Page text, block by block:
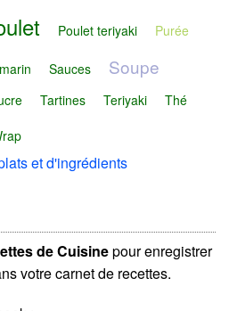
Poulet teriyaki Purée
Sauces Soupe
Tartines Teriyaki Thé
et d'ingrédients
de Cuisinepour enregistrer
votre carnet de recettes.